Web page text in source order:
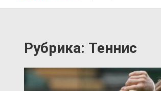
Рубрика: Теннис